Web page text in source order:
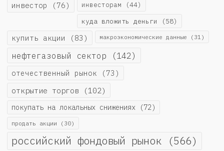
инвестор (76) инвесторам (44)
куда вложить деньги (58)
купить акции (83) макроэкономические данные (31)
нефтегазовый сектор (142)
отечественный рынок (73)
открытие торгов (102)
покупать на локальных снижениях (72)
продать акции (30)
российский фондовый рынок (566)